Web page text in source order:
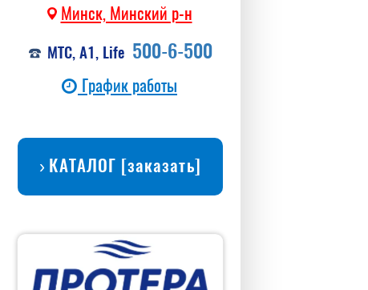
Минск, Минский р-н
МТС, А1, Life 500-6-500
График работы
КАТАЛОГ [заказать]